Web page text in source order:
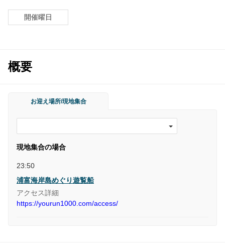
開催曜日
概要
お迎え場所/現地集合
現地集合の場合
23:50
浦富海岸島めぐり遊覧船
アクセス詳細
https://yourun1000.com/access/